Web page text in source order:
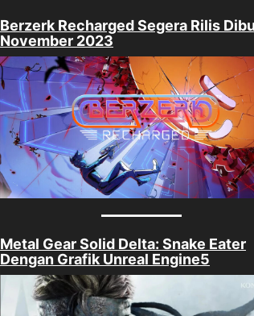
Berzerk Recharged Segera Rilis
November 2023
Metal Gear Solid Delta: Snake Eater
Dengan Grafik Unreal Engine5